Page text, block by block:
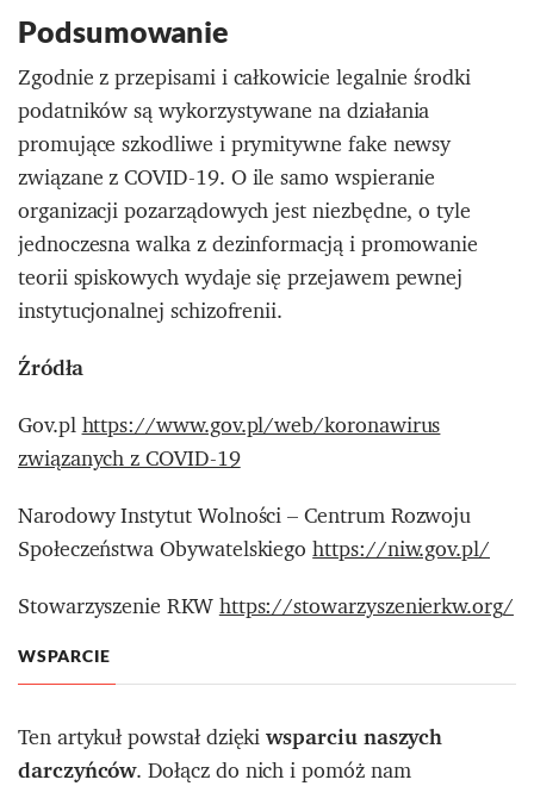
Podsumowanie
Zgodnie z przepisami i całkowicie legalnie środki
podatników są wykorzystywane na działania
promujące szkodliwe i prymitywne fake newsy
związane z COVID-19. O ile samo wspieranie
organizacji pozarządowych jest niezbędne, o tyle
jednoczesna walka z dezinformacją i promowanie
teorii spiskowych wydaje się przejawem pewnej
instytucjonalnej schizofrenii.
Źródła
Gov.plhttps://www.gov.pl/web/koronawirus
związanych z COVID-19
Narodowy Instytut Wolności – Centrum Rozwoju
Społeczeństwa Obywatelskiegohttps://niw.gov.pl/
Stowarzyszenie RKWhttps://stowarzyszenierkw.org/
WSPARCIE
Ten artykuł powstał dziękiwsparciu naszych
darczyńców. Dołącz do nich i pomóż nam